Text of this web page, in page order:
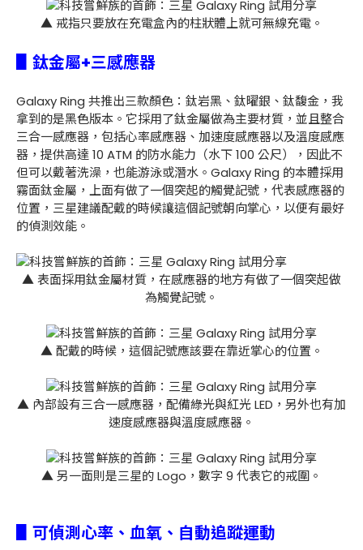
▲ 戒指只要放在充電盒內的柱狀體上就可無線充電。
▋鈦金屬+三感應器
Galaxy Ring 共推出三款顏色：鈦岩黑、鈦曜銀、鈦馥金，我
拿到的是黑色版本。它採用了鈦金屬做為主要材質，並且整合
三合一感應器，包括心率感應器、加速度感應器以及溫度感應
器，提供高達 10 ATM 的防水能力（水下 100 公尺），因此不
但可以戴著洗澡，也能游泳或潛水。Galaxy Ring 的本體採用
霧面鈦金屬，上面有做了一個突起的觸覺記號，代表感應器的
位置，三星建議配戴的時候讓這個記號朝向掌心，以便有最好
的偵測效能。
▲ 表面採用鈦金屬材質，在感應器的地方有做了一個突起做
為觸覺記號。
▲ 配戴的時候，這個記號應該要在靠近掌心的位置。
▲ 內部設有三合一感應器，配備綠光與紅光 LED，另外也有加
速度感應器與溫度感應器。
▲ 另一面則是三星的 Logo，數字 9 代表它的戒圍。
▋可偵測心率、血氧、自動追蹤運動